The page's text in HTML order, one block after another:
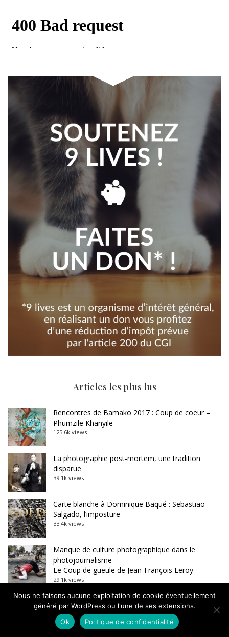
Articles les plus lus
Rencontres de Bamako 2017 : Coup de coeur –
Phumzile Khanyile
125.6k views
La photographie post-mortem, une tradition
disparue
39.1k views
Carte blanche à Dominique Baqué : Sebastião
Salgado, l’imposture
33.4k views
Manque de culture photographique dans le
photojournalisme
Le Coup de gueule de Jean-François Leroy
29.1k views
Ça s’est passé un 4 juillet, mort de Marie Curie
13.6k views
Nous ne faisons aucune exploitation de cookie éventuellement
généré par WordPress ou l'une de ses extensions.
Ok
Politique de confidentialité